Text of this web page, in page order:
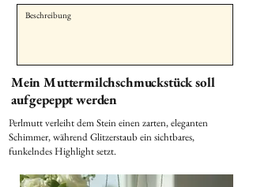
Mein Muttermilchschmuckstück soll
aufgepeppt werden
Perlmutt verleiht dem Stein einen zarten, eleganten
Schimmer, während Glitzerstaub ein sichtbares,
funkelndes Highlight setzt.